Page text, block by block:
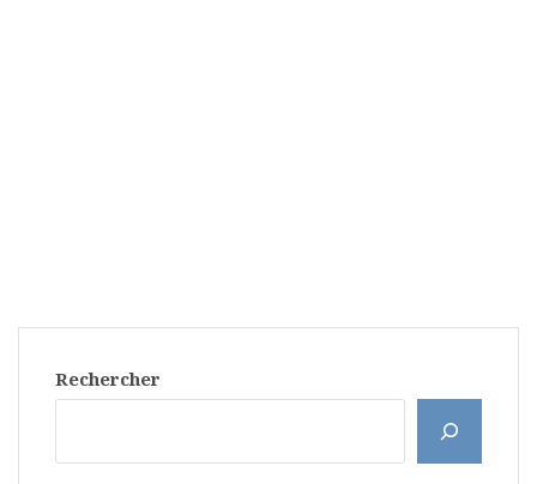
Rechercher